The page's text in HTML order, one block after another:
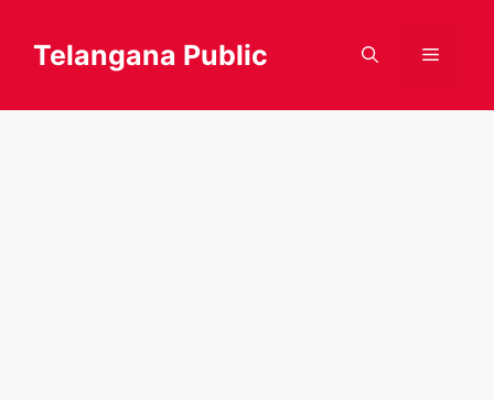
content
Telangana Public Menu